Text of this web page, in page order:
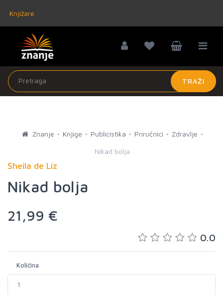
Knjižare
TRAŽI
Znanje Knjige Publicistika Priručnici Zdravlje
Nikad bolja
Sheila de Liz
Nikad bolja
21,99 €
0.0
Količina